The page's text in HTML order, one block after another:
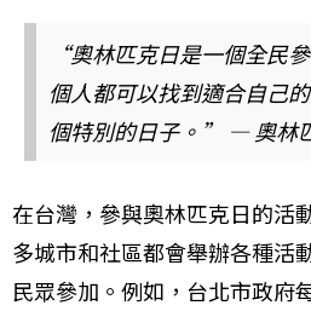
“奧林匹克日是一個全民
個人都可以找到適合自己
個特別的日子。” — 奧林
在台灣，參與奧林匹克日的活
多城市和社區都會舉辦各種活
民眾參加。例如，台北市政府